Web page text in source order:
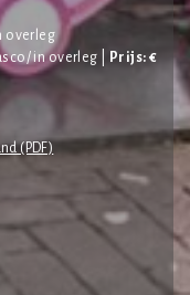
overleg
in overleg |
Prijs: €
(PDF)